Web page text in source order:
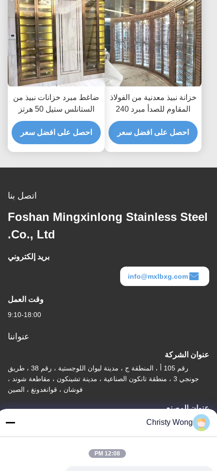
خزانة نبيذ معدنية من الفولاذ
المقاوم للصدأ مبرد 240
فولت 50 هرتز لوحة تحكم
تعمل باللمس
احصل على افضل سعر
ضاغط مبرد خزانات نبيذ من
الستانلس ستيل 50 هرتز
220 فولت مضاد لبصمات
الأصابع
احصل على افضل سعر
اتصل بنا
Foshan Mingxinlong Stainless Steel
Co., Ltd.
بريد إلكتروني
info@mxlbxg.com
وقت العمل
9:10-18:00
عنواننا
عنوان الشركة
رقم 105 أ ، المنطقة ج ، مدينة ليوان اللوجستية ، رقم 38 ، طريق
جونجي 3 ، منطقة تانكون الصناعية ، مدينة تشينكون ، مقاطعة شوند ،
فوشان ، قوانغدونغ ، الصين
عنوان المصنع
رقم 105 أ ، المنطقة ج ، مدينة ليوان اللوجستية ، رقم 38 ، طريق
Christy Wong
12:08 PM